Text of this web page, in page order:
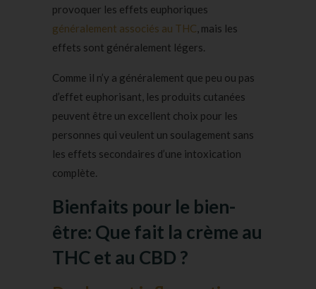
provoquer les effets euphoriques
généralement associés au THC, mais les
effets sont généralement légers.
Comme il n’y a généralement que peu ou pas
d’effet euphorisant, les produits cutanées
peuvent être un excellent choix pour les
personnes qui veulent un soulagement sans
les effets secondaires d’une intoxication
complète.
Bienfaits pour le bien-
être: Que fait la crème au
THC et au CBD ?